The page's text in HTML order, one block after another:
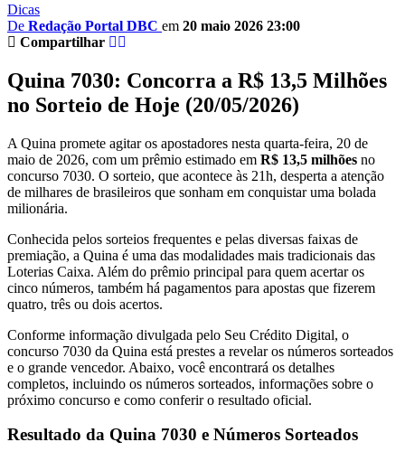
Dicas
De Redação Portal DBC em 20 maio 2026 23:00
Compartilhar
Quina 7030: Concorra a R$ 13,5 Milhões
no Sorteio de Hoje (20/05/2026)
A Quina promete agitar os apostadores nesta quarta-feira, 20 de
maio de 2026, com um prêmio estimado em R$ 13,5 milhões no
concurso 7030. O sorteio, que acontece às 21h, desperta a atenção
de milhares de brasileiros que sonham em conquistar uma bolada
milionária.
Conhecida pelos sorteios frequentes e pelas diversas faixas de
premiação, a Quina é uma das modalidades mais tradicionais das
Loterias Caixa. Além do prêmio principal para quem acertar os
cinco números, também há pagamentos para apostas que fizerem
quatro, três ou dois acertos.
Conforme informação divulgada pelo Seu Crédito Digital, o
concurso 7030 da Quina está prestes a revelar os números sorteados
e o grande vencedor. Abaixo, você encontrará os detalhes
completos, incluindo os números sorteados, informações sobre o
próximo concurso e como conferir o resultado oficial.
Resultado da Quina 7030 e Números Sorteados